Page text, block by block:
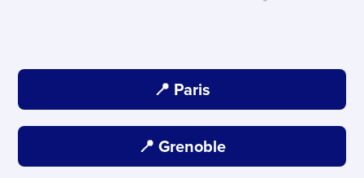
📍 Paris
📍 Grenoble